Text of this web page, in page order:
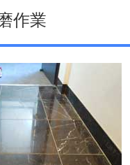
作業